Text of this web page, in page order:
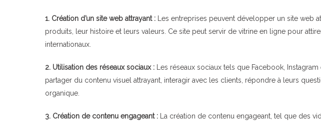
1. Création d’un site web attrayant : Les entreprises peuvent développer un site web
produits, leur histoire et leurs valeurs. Ce site peut servir de vitrine en ligne pour
internationaux.
2. Utilisation des réseaux sociaux : Les réseaux sociaux tels que Facebook,
partager du contenu visuel attrayant, interagir avec les clients, répondre à leurs
organique.
3. Création de contenu engageant : La création de contenu engageant, tel que des